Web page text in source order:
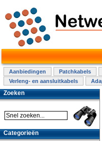
Aanbiedingen Patchkabels
Verleng- en aansluitkabels
Zoeken
Categorieën